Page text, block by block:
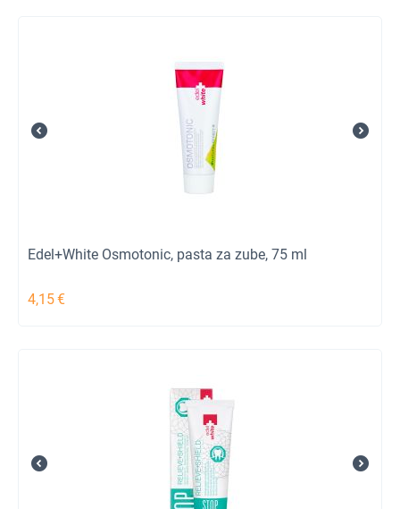
Edel+White Osmotonic, pasta za zube, 75 ml
4,15€